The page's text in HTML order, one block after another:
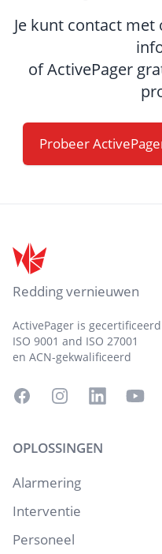
Je kunt contact
of ActivePager
Probeer
Redding vernieuwen
ActivePager is gecertificeerd
ISO 9001 and ISO 27001
en ACN-gekwalificeerd
FacebookInstagramLinkedIn
OPLOSSINGEN
Alarmering
Interventie
Personeel